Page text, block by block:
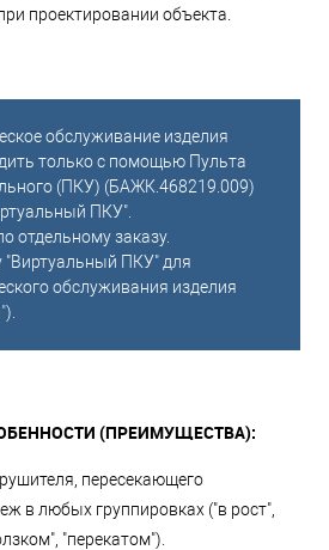
проектировании объекта.
обслуживание изделия
только с помощью Пульта
(ПКУ) (БАЖК.468219.009)
ПКУ".
отдельному заказу.
"Виртуальный ПКУ" для
обслуживания изделия
).
(ПРЕИМУЩЕСТВА):
пересекающего
в любых группировках ("в рост",
"перекатом").